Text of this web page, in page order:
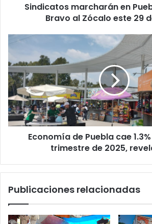
Sindicatos marcharán en
Bravo al Zócalo este 29
Economía
de
Puebla
cae
1.3%
en
el
tercer
trimestre
Economía de Puebla cae
trimestre de 2025,
Publicaciones relacionadas